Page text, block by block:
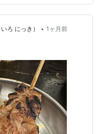
右端に座らせてもら
ミヤをいただく*1。こ
はクーラーが回るので
ろ にっき） • 1ヶ月前